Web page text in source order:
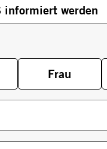
informiert werden
Frau